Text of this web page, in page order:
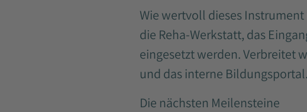
Wie wertvoll dieses Instrument
die Reha-Werkstatt, das
eingesetzt werden. Verbreitet
und das interne Bildungsportal.
Die nächsten Meilensteine